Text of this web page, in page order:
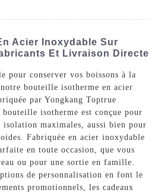
Acier Inoxydable Sur
Et Livraison Directe
pour conserver vos boissons à la
bouteille isotherme en acier
par Yongkang Toptrue
isotherme est conçue pour
maximales, aussi bien pour
Fabriquée en acier inoxydable
en toute occasion, que vous
ou pour une sortie en famille.
de personnalisation en font le
promotionnels, les cadeaux